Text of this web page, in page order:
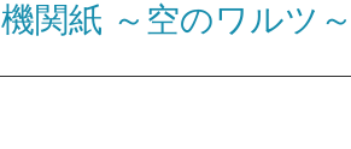
関紙 ～空のワルツ